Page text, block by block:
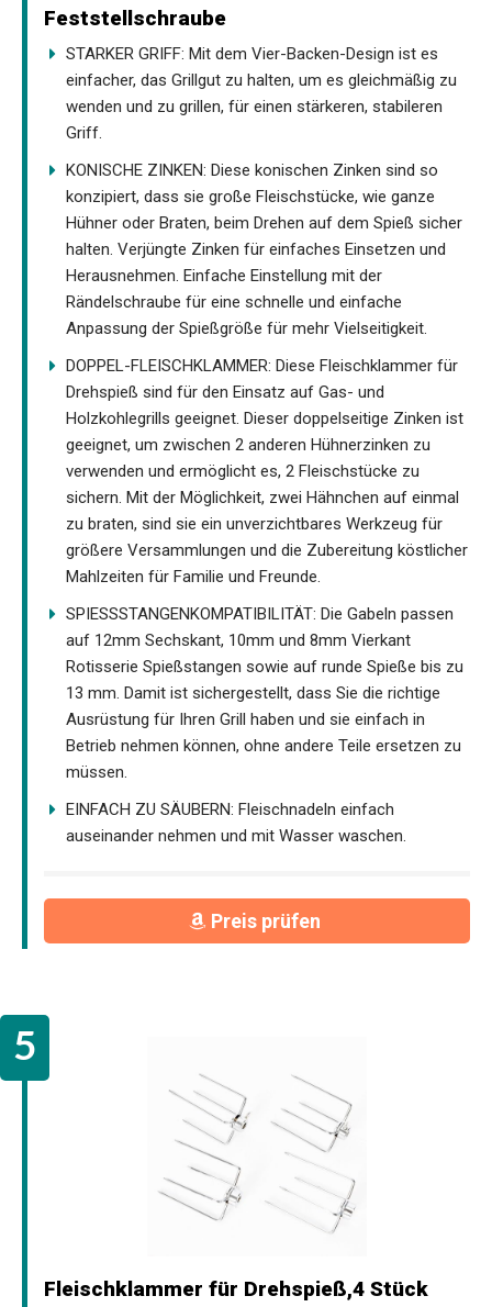
Feststellschraube
STARKER GRIFF: Mit dem Vier-Backen-Design ist es
einfacher, das Grillgut zu halten, um es gleichmäßig zu
wenden und zu grillen, für einen stärkeren, stabileren
Griff.
KONISCHE ZINKEN: Diese konischen Zinken sind so
konzipiert, dass sie große Fleischstücke, wie ganze
Hühner oder Braten, beim Drehen auf dem Spieß sicher
halten. Verjüngte Zinken für einfaches Einsetzen und
Herausnehmen. Einfache Einstellung mit der
Rändelschraube für eine schnelle und einfache
Anpassung der Spießgröße für mehr Vielseitigkeit.
DOPPEL-FLEISCHKLAMMER: Diese Fleischklammer für
Drehspieß sind für den Einsatz auf Gas- und
Holzkohlegrills geeignet. Dieser doppelseitige Zinken ist
geeignet, um zwischen 2 anderen Hühnerzinken zu
verwenden und ermöglicht es, 2 Fleischstücke zu
sichern. Mit der Möglichkeit, zwei Hähnchen auf einmal
zu braten, sind sie ein unverzichtbares Werkzeug für
größere Versammlungen und die Zubereitung köstlicher
Mahlzeiten für Familie und Freunde.
SPIESSSTANGENKOMPATIBILITÄT: Die Gabeln passen
auf 12mm Sechskant, 10mm und 8mm Vierkant
Rotisserie Spießstangen sowie auf runde Spieße bis zu
13 mm. Damit ist sichergestellt, dass Sie die richtige
Ausrüstung für Ihren Grill haben und sie einfach in
Betrieb nehmen können, ohne andere Teile ersetzen zu
müssen.
EINFACH ZU SÄUBERN: Fleischnadeln einfach
auseinander nehmen und mit Wasser waschen.
Preis prüfen
Fleischklammer für Drehspieß,4 Stück